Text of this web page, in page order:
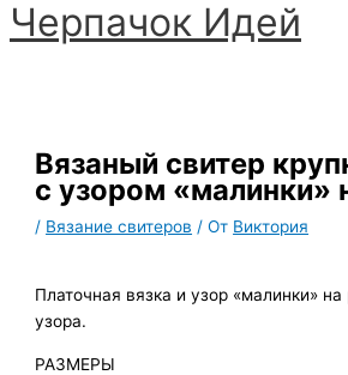
Перейти
к
Черпачoк Идей
Вязаный свитер
с узором «малинки»
/ Вязание свитеров / От Виктория
Платочная вязка и узор «малинки»
узора.
РАЗМЕРЫ